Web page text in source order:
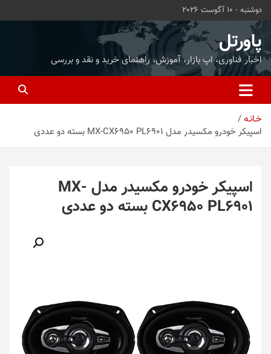
محتوا
بروید
دوشنبه - 10 آگوست 2026
پاورتل
اخبار فناوری، اپ بازار، آموزش، راهنمای خرید و نقد و بررسی
خـانـه
اسپیکر خودرو مکسیدر مدل MX-CX6950 PL6901 بسته دو عددی
اسپیکر خودرو مکسیدر مدل MX-
CX6950 PL6901 بسته دو عددی